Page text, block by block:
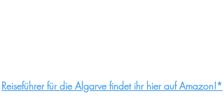
Reiseführer für die Algarve findet ihr hier auf Amazon!*